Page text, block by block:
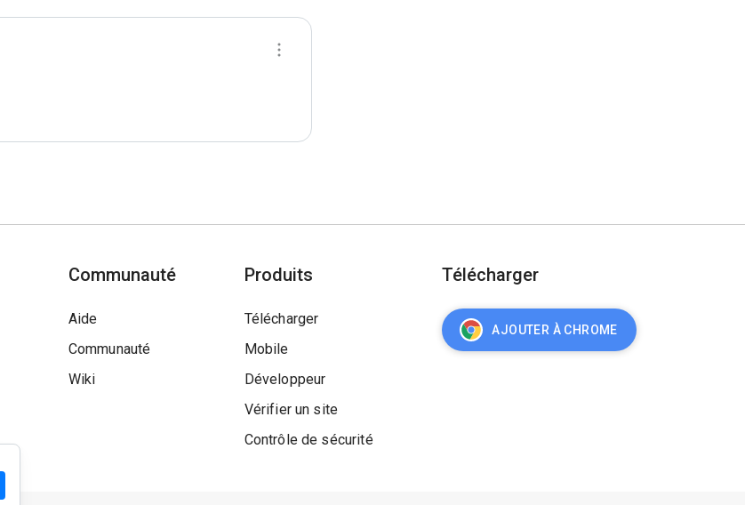
Communauté
Aide
Communauté
Wiki
Produits
Télécharger
Mobile
Développeur
Vérifier un site
Contrôle de sécurité
Télécharger
AJOUTER À CHROME